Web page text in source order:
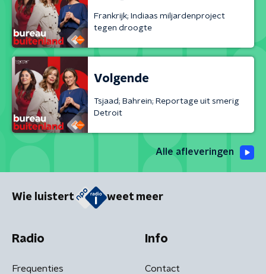
Frankrijk; Indiaas miljardenproject
tegen droogte
Volgende
Tsjaad; Bahrein; Reportage uit smerig
Detroit
Alle afleveringen
Wie luistert weet meer
Radio
Frequenties
Info
Contact